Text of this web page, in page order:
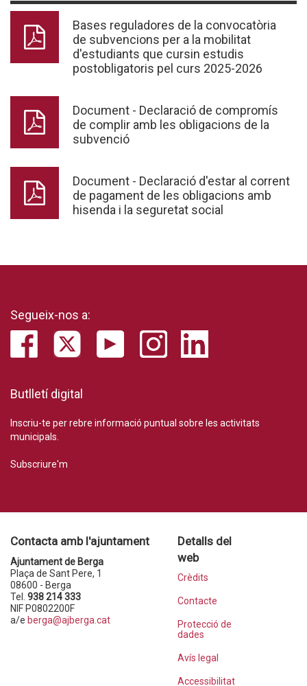
Bases reguladores de la convocatòria
de subvencions per a la mobilitat
d'estudiants que cursin estudis
postobligatoris pel curs 2025-2026
Document - Declaració de compromís
de complir amb les obligacions de la
subvenció
Document - Declaració d'estar al corrent
de pagament de les obligacions amb
hisenda i la seguretat social
Segueix-nos a:
Butlletí digital
Inscriu-te per rebre informació puntual sobre les activitats
municipals.
Subscriure'm
Contacta amb l'ajuntament
Ajuntament de Berga
Plaça de Sant Pere, 1
08600 - Berga
Tel. 938 214 333
NIF P0802200F
a/e berga@ajberga.cat
Detalls del
web
Crèdits
Contacte
Protecció de
dades
Avís legal
Accessibilitat